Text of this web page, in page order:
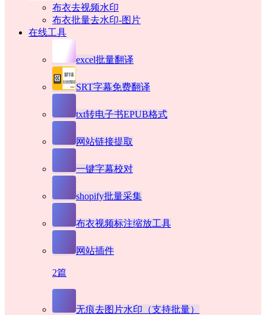
布衣去视频水印
布衣批量去水印-图片
在线工具
excel批量翻译
SRT字幕免费翻译
txt转电子书EPUB格式
网站链接提取
一键字幕校对
shopify批量采集
布衣视频标注缩放工具
网站插件
2篇
无痕去图片水印（支持批量）